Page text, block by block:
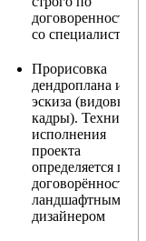
договоренности
со специалистом)
Прорисовка
дендроплана и
эскиза (видовые
кадры). Техника
исполнения
проекта
определяется по
договорённости с
ландшафтным
дизайнером